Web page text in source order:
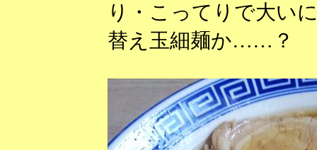
り・こってりで大い
替え玉細麺か……？